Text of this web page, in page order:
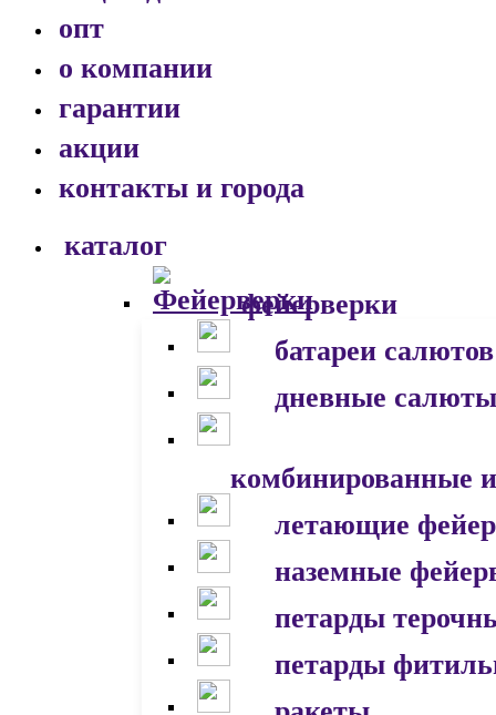
опт
о компании
гарантии
акции
контакты и города
каталог
фейерверки
батареи салютов
дневные салюты
комбинированные
летающие
наземные
петарды
петарды